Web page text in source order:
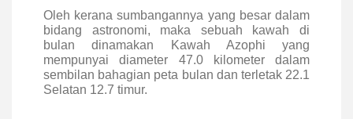
Oleh kerana sumbangannya yang besar dalam
bidang astronomi, maka sebuah kawah di
bulan dinamakan Kawah Azophi yang
mempunyai diameter 47.0 kilometer dalam
sembilan bahagian peta bulan dan terletak 22.1
Selatan 12.7 timur.